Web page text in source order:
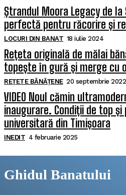
Ștrandul Moora Legacy de
perfectă pentru răcorire și
LOCURI DIN BANAT 18 iulie 2024
Rețeta originală de mălai
topește în gură și merge cu
REȚETE BĂNĂȚENE 20 septembrie 2022
VIDEO Noul cămin
inaugurare. Condiții de top
universitară din Timișoara
INEDIT 4 februarie 2025
Ghidul Banatului